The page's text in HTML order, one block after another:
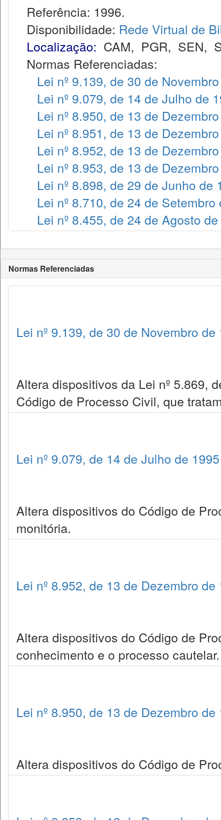
Referência: 1996.
Disponibilidade: Rede Virtual de
Localização: CAM, PGR, SEN,
Normas Referenciadas:
Lei nº 9.139, de 30 de
Lei nº 9.079, de 14 de Julho de
Lei nº 8.950, de 13 de
Lei nº 8.951, de 13 de
Lei nº 8.952, de 13 de
Lei nº 8.953, de 13 de
Lei nº 8.898, de 29 de Junho de
Lei nº 8.710, de 24 de Setembro
Lei nº 8.455, de 24 de Agosto
Normas Referenciadas
Lei nº 9.139, de 30 de Novembro de
Altera dispositivos da Lei nº 5.869,
Código de Processo Civil, que
Lei nº 9.079, de 14 de Julho de 1995
Altera dispositivos do Código de
monitória.
Lei nº 8.952, de 13 de Dezembro de
Altera dispositivos do Código de
conhecimento e o processo cautelar.
Lei nº 8.950, de 13 de Dezembro de
Altera dispositivos do Código de